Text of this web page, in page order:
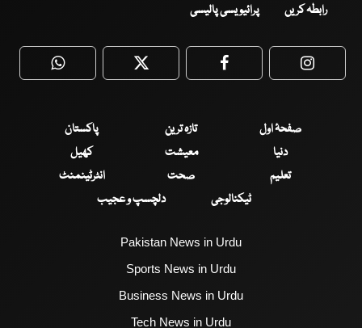
رابطہ کریں پرائیویسی پالیسی
WhatsApp Twitter Facebook
صفحۂ اول تازہ ترین
پاکستان
دنیا
معیشت
کھیل
تعلیم
صحت
انٹرٹینمنٹ
ٹیکنالوجی
دلچسپ و عجیب
Pakistan News in Urdu
Sports News in Urdu
Business News in Urdu
Tech News in Urdu